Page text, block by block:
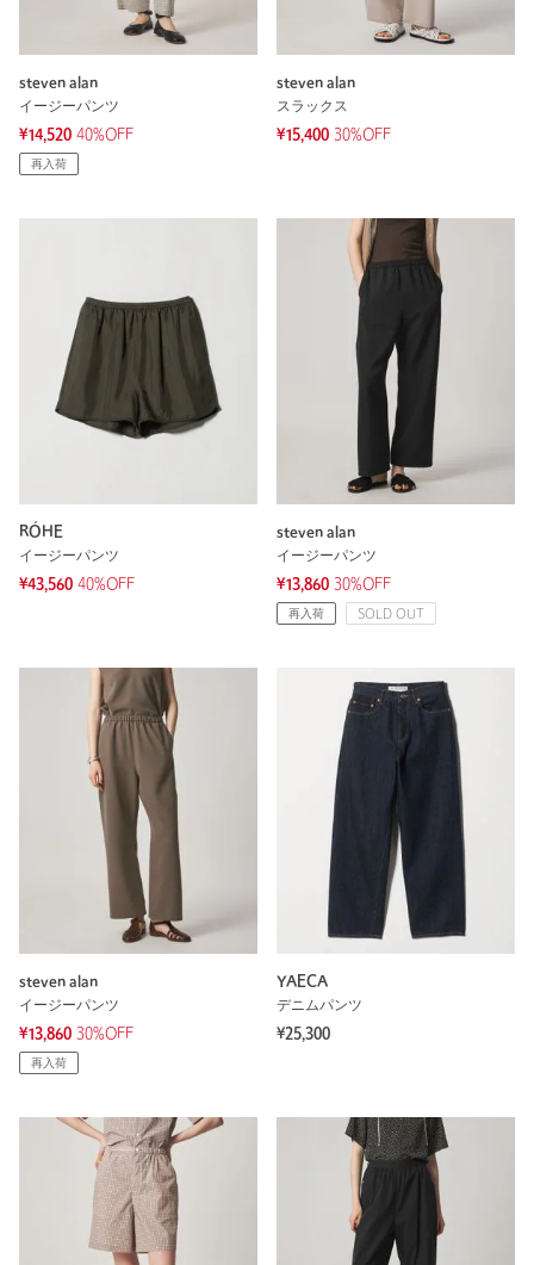
steven alan
イージーパンツ
¥14,520 40%OFF
再入荷
steven alan
スラックス
¥15,400 30%OFF
RÓHE
イージーパンツ
¥43,560 40%OFF
steven alan
イージーパンツ
¥13,860 30%OFF
再入荷 SOLD OUT
steven alan
イージーパンツ
¥13,860 30%OFF
再入荷
YAECA
デニムパンツ
¥25,300